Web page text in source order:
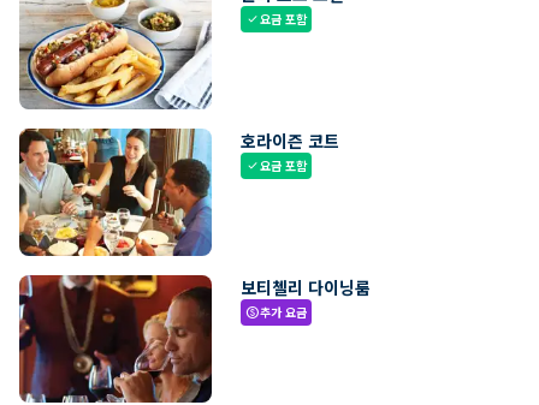
check요금 포함
호라이즌 코트
check요금 포함
보티첼리 다이닝룸
paid추가 요금